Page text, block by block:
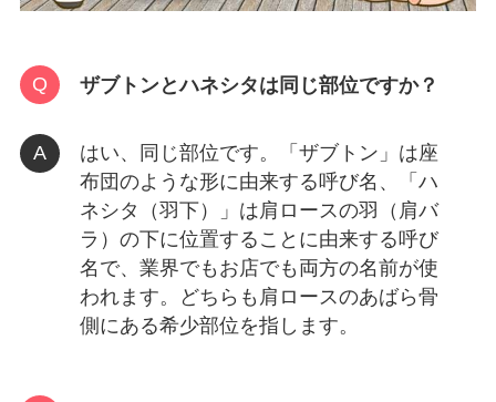
ザブトンとハネシタは同じ部位ですか？
はい、同じ部位です。「ザブトン」は座
布団のような形に由来する呼び名、「ハ
ネシタ（羽下）」は肩ロースの羽（肩バ
ラ）の下に位置することに由来する呼び
名で、業界でもお店でも両方の名前が使
われます。どちらも肩ロースのあばら骨
側にある希少部位を指します。